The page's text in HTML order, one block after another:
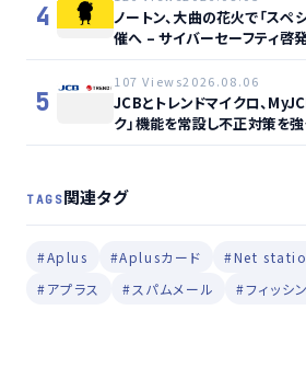
4
ノートン、大曲の花火で「スペ
催へ – サイバーセーフティ啓
5
107 Views2026.08.06
JCBとトレンドマイクロ、
ク」機能を常設し不正対策を
TAGS関連タグ
#Aplus #Aplusカード
#Net
#アプラス
#スパムメール #フィッシ